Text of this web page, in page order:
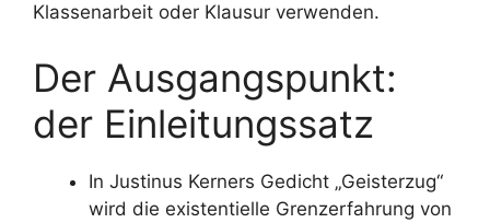
Klassenarbeit oder Klausur verwenden.
Der Ausgangspunkt:
der Einleitungssatz
In Justinus Kerners Gedicht „Geisterzug“
wird die existentielle Grenzerfahrung von